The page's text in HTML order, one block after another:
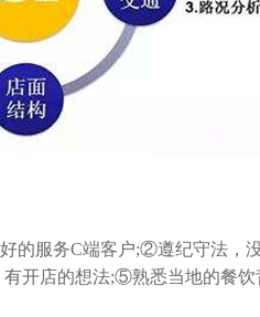
服务C端客户;②遵纪守法，
开店的想法;⑤熟悉当地的餐饮